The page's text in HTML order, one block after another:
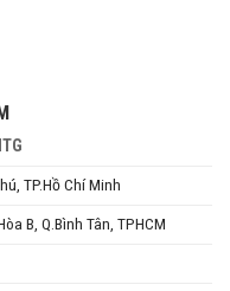
TP.Hồ Chí Minh
B, Q.Bình Tân, TPHCM